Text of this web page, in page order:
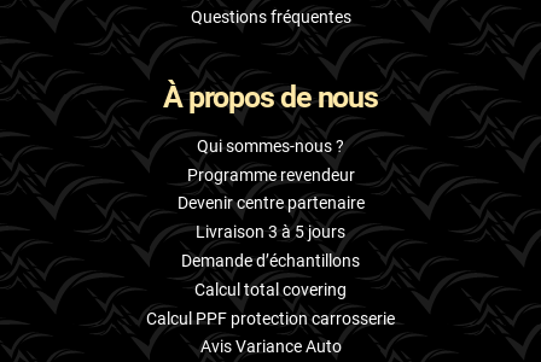
Questions fréquentes
À propos de nous
Qui sommes-nous ?
Programme revendeur
Devenir centre partenaire
Livraison 3 à 5 jours
Demande d’échantillons
Calcul total covering
Calcul PPF protection carrosserie
Avis Variance Auto